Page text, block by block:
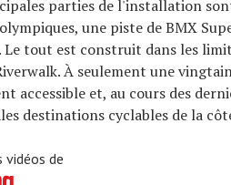
parties de l'installation
une piste de BMX
Le tout est construit dans les
À seulement une
accessible et, au cours des
destinations cyclables de la
vidéos de